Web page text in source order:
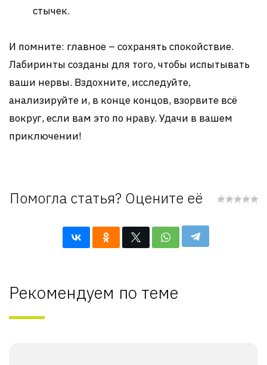
стычек.
И помните: главное – сохранять спокойствие.
Лабиринты созданы для того, чтобы испытывать
ваши нервы. Вздохните, исследуйте,
анализируйте и, в конце концов, взорвите всё
вокруг, если вам это по нраву. Удачи в вашем
приключении!
Помогла статья? Оцените её
Рекомендуем по теме